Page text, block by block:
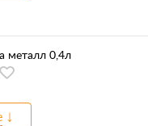
металл 0,4л